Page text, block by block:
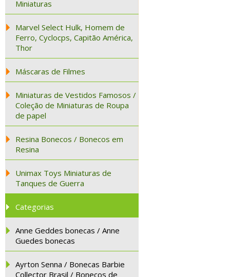
Miniaturas
Marvel Select Hulk, Homem de
Ferro, Cyclocps, Capitão América,
Thor
Máscaras de Filmes
Miniaturas de Vestidos Famosos /
Coleção de Miniaturas de Roupa
de papel
Resina Bonecos / Bonecos em
Resina
Unimax Toys Miniaturas de
Tanques de Guerra
Categorias
Anne Geddes bonecas / Anne
Guedes bonecas
Ayrton Senna / Bonecas Barbie
Collector Brasil / Bonecos de